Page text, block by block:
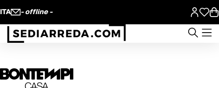
ITA - offline -